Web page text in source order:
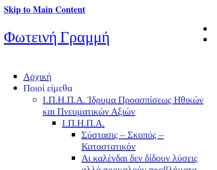
Skip to Main Content
Φωτεινή Γραμμή
Αρχική
Ποιοί είμεθα
Ι.Π.Η.Π.Α. Ίδρυμα Προασπίσεως Ηθικών
και Πνευματικών Αξιών
Ι.Π.Η.Π.Α.
Σύστασις – Σκοπός –
Καταστατικόν
Αι καλένδαι δεν δίδουν λύσεις